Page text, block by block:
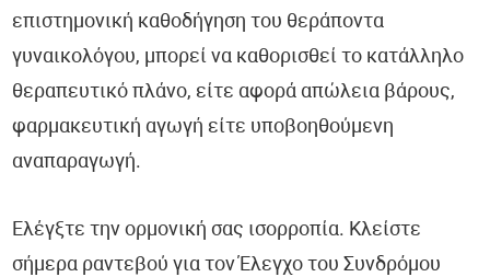
επιστημονική καθοδήγηση του θεράποντα
γυναικολόγου, μπορεί να καθορισθεί το κατάλληλο
θεραπευτικό πλάνο, είτε αφορά απώλεια βάρους,
φαρμακευτική αγωγή είτε υποβοηθούμενη
αναπαραγωγή.
Ελέγξτε την ορμονική σας ισορροπία. Κλείστε
σήμερα ραντεβού για τον Έλεγχο του Συνδρόμου